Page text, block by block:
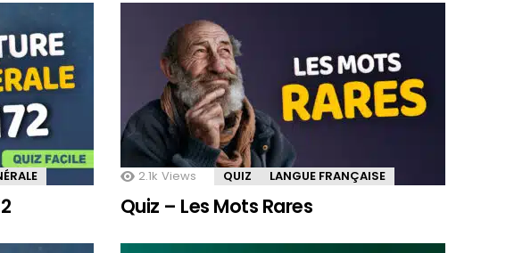
2.1k Views QUIZ LANGUE FRANÇAISE
Quiz – Les Mots Rares